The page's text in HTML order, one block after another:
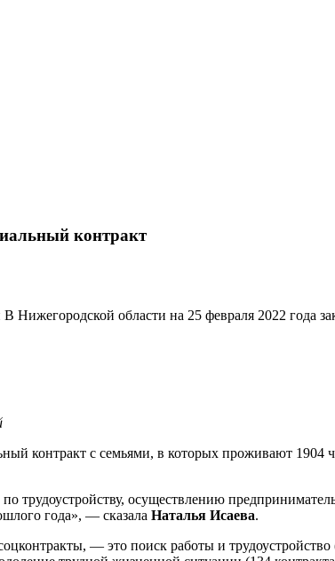
контракт
области на 25 февраля 2022 года
контракт с семьями, в которых проживают
трудоустройству, осуществлению
года», — сказала Наталья Исаева.
— это поиск работы и трудоустройство